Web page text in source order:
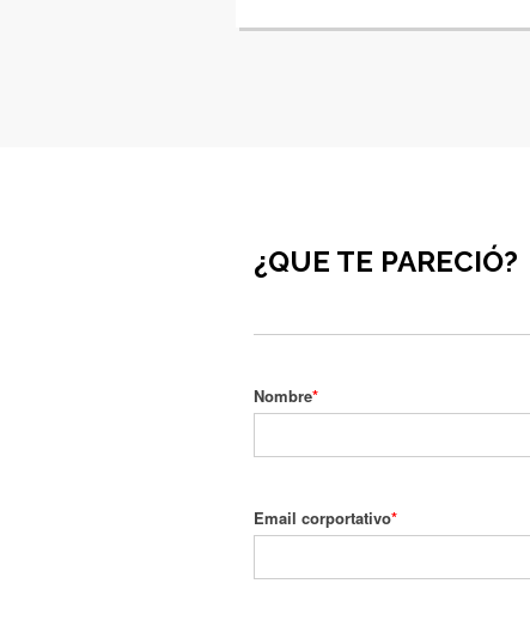
¿QUE TE PARECIÓ?
Nombre*
Email corportativo*